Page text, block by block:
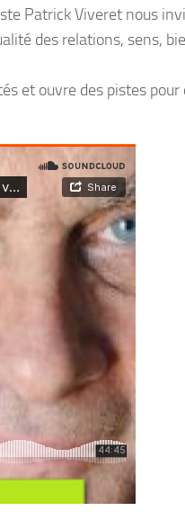
Patrick Viveret nous
des relations, sens,
et ouvre des pistes